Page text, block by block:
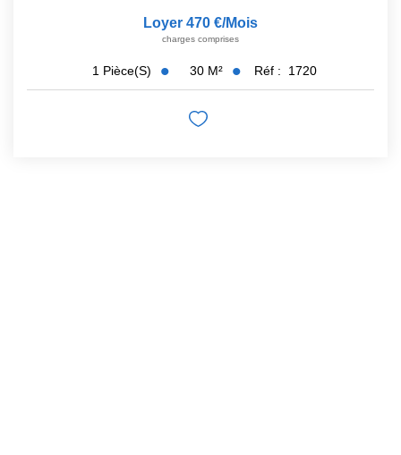
Loyer 470 €/mois
charges comprises
1 Pièce(s) 30 M² Réf : 1720